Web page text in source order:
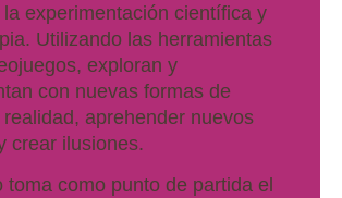
experimentación científica y
Utilizando las herramientas
exploran y
con nuevas formas de
aprehender nuevos
crear ilusiones.
toma como punto de partida el